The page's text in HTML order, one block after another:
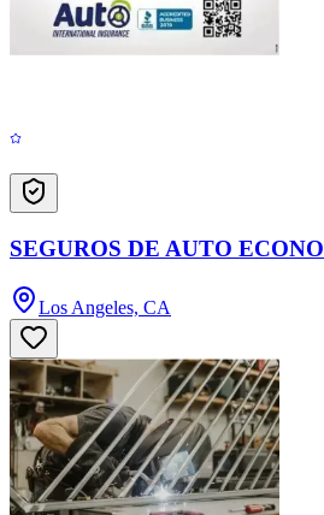
SEGUROS DE AUTO
Los Angeles, CA